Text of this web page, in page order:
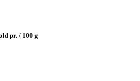
pr. / 100 g